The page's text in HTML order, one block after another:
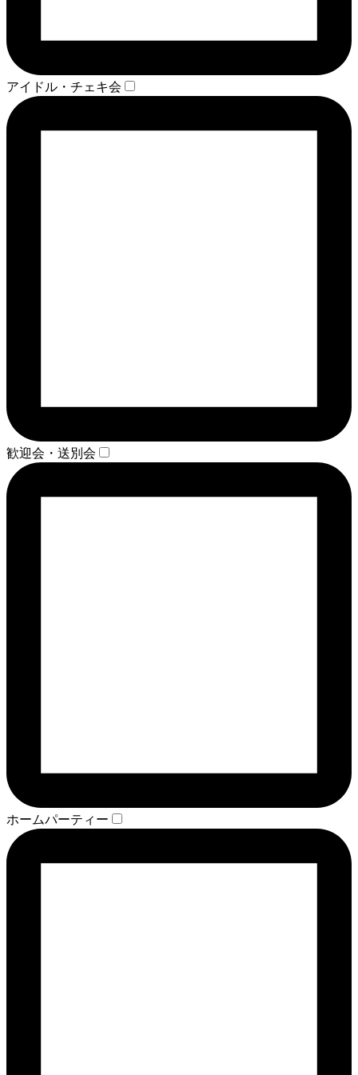
アイドル・チェキ会
歓迎会・送別会
ホームパーティー